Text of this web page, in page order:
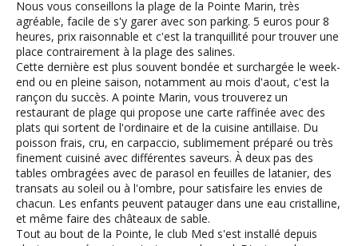
Nous vous conseillons la plage de la Pointe Marin, très
agréable, facile de s'y garer avec son parking. 5 euros pour 8
heures, prix raisonnable et c'est la tranquillité pour trouver une
place contrairement à la plage des salines.
Cette dernière est plus souvent bondée et surchargée le week-
end ou en pleine saison, notamment au mois d'aout, c'est la
rançon du succès. A pointe Marin, vous trouverez un
restaurant de plage qui propose une carte raffinée avec des
plats qui sortent de l'ordinaire et de la cuisine antillaise. Du
poisson frais, cru, en carpaccio, sublimement préparé ou très
finement cuisiné avec différentes saveurs. À deux pas des
tables ombragées avec de parasol en feuilles de latanier, des
transats au soleil ou à l'ombre, pour satisfaire les envies de
chacun. Les enfants peuvent patauger dans une eau cristalline,
et même faire des châteaux de sable.
Tout au bout de la Pointe, le club Med s'est installé depuis